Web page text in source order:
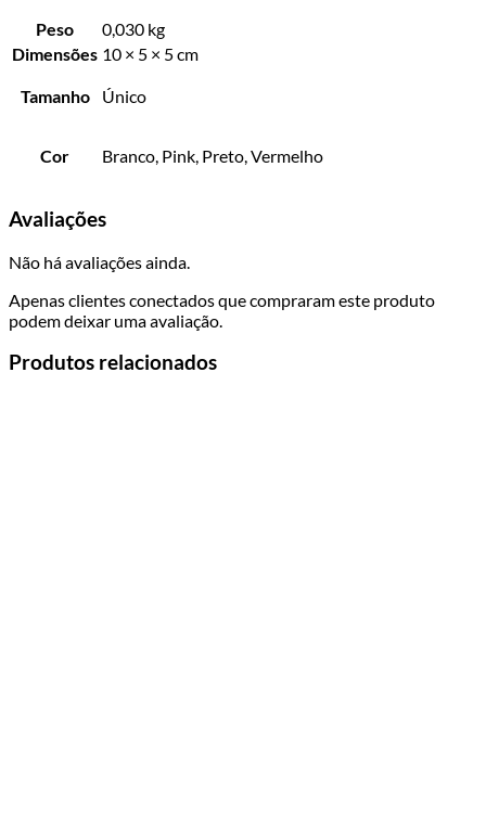
Peso
0,030 kg
Dimensões 10 × 5 × 5 cm
Tamanho Único
Cor Branco, Pink, Preto, Vermelho
Avaliações
Não há avaliações ainda.
Apenas clientes conectados que compraram este produto
podem deixar uma avaliação.
Produtos relacionados